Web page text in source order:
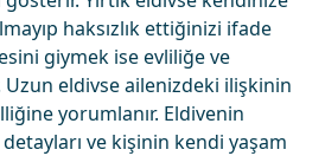
haksızlık ettiğinizi ifade
giymek ise evliliğe ve
Uzun eldivse ailenizdeki ilişkinin
yorumlanır. Eldivenin
ve kişinin kendi yaşam